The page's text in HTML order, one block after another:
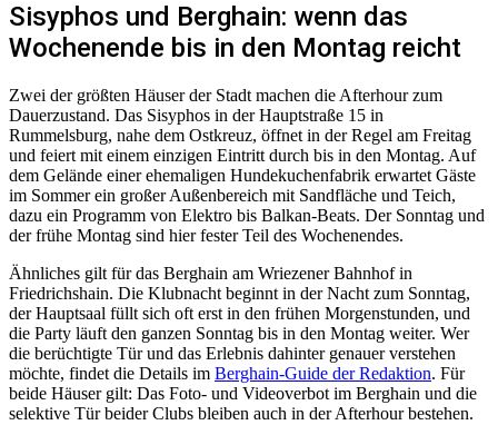
Sisyphos und Berghain: wenn das
Wochenende bis in den Montag reicht
Zwei der größten Häuser der Stadt machen die Afterhour zum
Dauerzustand. Das Sisyphos in der Hauptstraße 15 in
Rummelsburg, nahe dem Ostkreuz, öffnet in der Regel am Freitag
und feiert mit einem einzigen Eintritt durch bis in den Montag. Auf
dem Gelände einer ehemaligen Hundekuchenfabrik erwartet Gäste
im Sommer ein großer Außenbereich mit Sandfläche und Teich,
dazu ein Programm von Elektro bis Balkan-Beats. Der Sonntag und
der frühe Montag sind hier fester Teil des Wochenendes.
Ähnliches gilt für das Berghain am Wriezener Bahnhof in
Friedrichshain. Die Klubnacht beginnt in der Nacht zum Sonntag,
der Hauptsaal füllt sich oft erst in den frühen Morgenstunden, und
die Party läuft den ganzen Sonntag bis in den Montag weiter. Wer
die berüchtigte Tür und das Erlebnis dahinter genauer verstehen
möchte, findet die Details im Berghain-Guide der Redaktion. Für
beide Häuser gilt: Das Foto- und Videoverbot im Berghain und die
selektive Tür beider Clubs bleiben auch in der Afterhour bestehen.